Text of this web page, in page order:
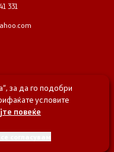
331
права задржани
Coders
за да го подобри
условите
повеќе